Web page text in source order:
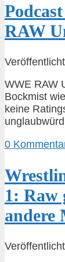
RAW
WWE RAW
Bockmist
keine
0
1: Raw
andere